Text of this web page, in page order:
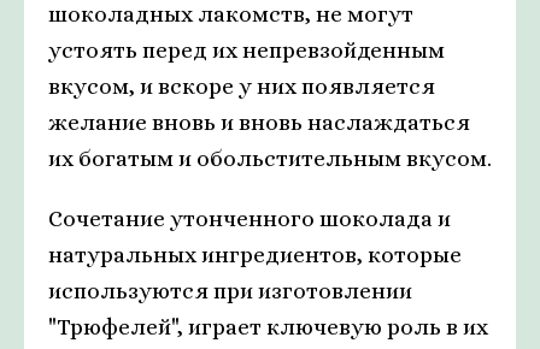
шоколадных лакомств, не могут
устоять перед их непревзойденным
вкусом, и вскоре у них появляется
желание вновь и вновь наслаждаться
их богатым и обольстительным вкусом.
Сочетание утонченного шоколада и
натуральных ингредиентов, которые
используются при изготовлении
"Трюфелей", играет ключевую роль в их